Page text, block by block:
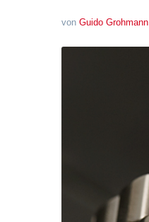
von Guido Grohmann